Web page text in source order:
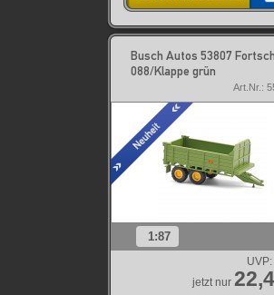
Busch Autos 53807
088/Klappe grün
Art.Nr.:
1:87
UVP:
jetzt nur